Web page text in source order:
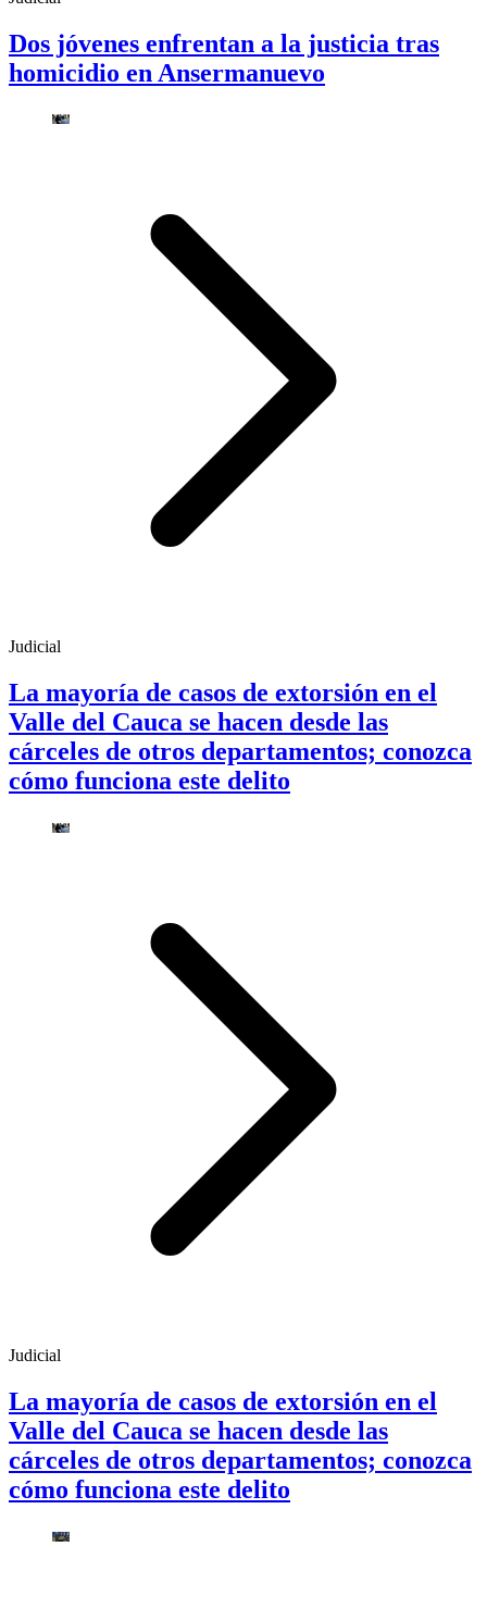
Dos jóvenes enfrentan a la justicia tras
homicidio en Ansermanuevo
Judicial
La mayoría de casos de extorsión en el
Valle del Cauca se hacen desde las
cárceles de otros departamentos; conozca
cómo funciona este delito
Judicial
La mayoría de casos de extorsión en el
Valle del Cauca se hacen desde las
cárceles de otros departamentos; conozca
cómo funciona este delito